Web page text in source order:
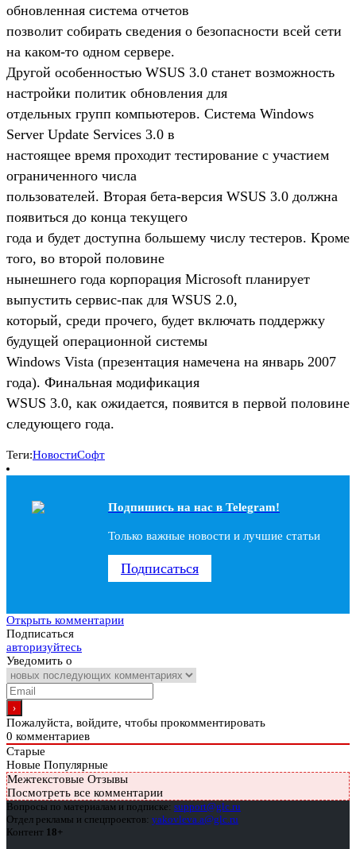
обновленная система отчетов
позволит собирать сведения о безопасности всей сети
на каком-то одном сервере.
Другой особенностью WSUS 3.0 станет возможность
настройки политик обновления для
отдельных групп компьютеров. Система Windows
Server Update Services 3.0 в
настоящее время проходит тестирование с участием
ограниченного числа
пользователей. Вторая бета-версия WSUS 3.0 должна
появиться до конца текущего
года и будет доступна большему числу тестеров. Кроме
того, во второй половине
нынешнего года корпорация Microsoft планирует
выпустить сервис-пак для WSUS 2.0,
который, среди прочего, будет включать поддержку
будущей операционной системы
Windows Vista (презентация намечена на январь 2007
года). Финальная модификация
WSUS 3.0, как ожидается, появится в первой половине
следующего года.
Теги:НовостиСофт
Подпишись на наc в Telegram!
Только важные новости и лучшие статьи
Подписаться
Открыть комментарии
Подписаться
авторизуйтесь
Уведомить о
Пожалуйста, войдите, чтобы прокомментировать
0 комментариев
Старые
Новые Популярные
Межтекстовые Отзывы
Посмотреть все комментарии
Вопросы по материалам и подписке: support@glc.ru
Отдел рекламы и спецпроектов: yakovleva.a@glc.ru
Контент 18+